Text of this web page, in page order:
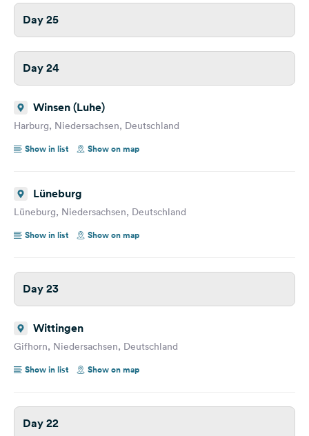
Day 25
Day 24
Winsen (Luhe)
Harburg, Niedersachsen, Deutschland
Show in list
Show on map
Lüneburg
Lüneburg, Niedersachsen, Deutschland
Show in list
Show on map
Day 23
Wittingen
Gifhorn, Niedersachsen, Deutschland
Show in list
Show on map
Day 22